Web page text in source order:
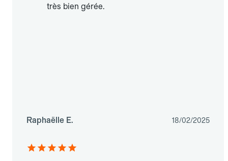
très bien gérée.
Raphaëlle E. 18/02/2025